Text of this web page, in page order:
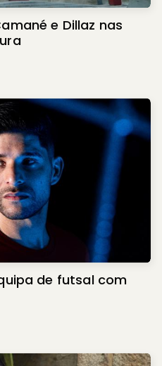
e Dillaz nas
de futsal com